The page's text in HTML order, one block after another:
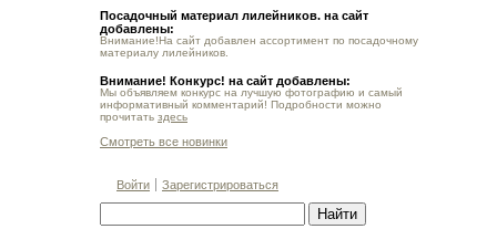
Посадочный материал лилейников. на сайт
добавлены:
Внимание!На сайт добавлен ассортимент по посадочному
материалу лилейников.
Внимание! Конкурс! на сайт добавлены:
Мы объявляем конкурс на лучшую фотографию и самый
информативный комментарий! Подробности можно
прочитать здесь
Смотреть все новинки
Войти Зарегистрироваться